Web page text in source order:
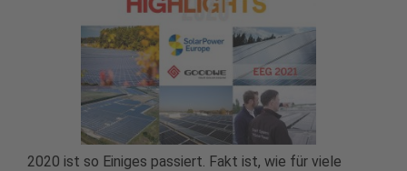
2020 ist so Einiges passiert. Fakt ist, wie für viele